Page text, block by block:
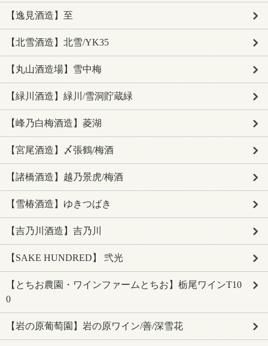
【逸見酒造】至
【北雪酒造】北雪/YK35
【丸山酒造場】雪中梅
【緑川酒造】緑川/雪洞貯蔵緑
【峰乃白梅酒造】菱湖
【宮尾酒造】〆張鶴/梅酒
【諸橋酒造】越乃景虎/梅酒
【雪椿酒造】ゆきつばき
【吉乃川酒造】吉乃川
【SAKE HUNDRED】 弐光
【とちお農園・ワインファームとちお】栃尾ワインT10
0
【岩の原葡萄園】岩の原ワイン/善/深雪花